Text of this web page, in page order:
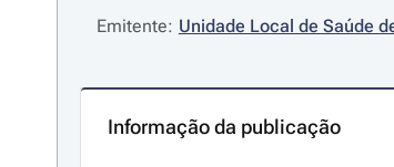
Emitente: Unidade Local de Saúde
Informação da publicação